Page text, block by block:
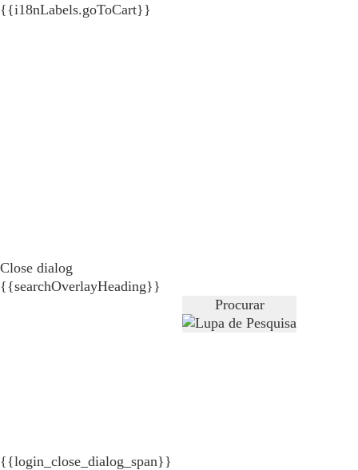
{{i18nLabels.goToCart}}
Close dialog
{{searchOverlayHeading}}
Procurar
{{login_close_dialog_span}}